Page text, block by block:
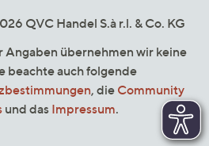
QVC Handel S.à r.l. & Co. KG
Angaben übernehmen wir keine
beachte auch folgende
, die Community
und das Impressum.